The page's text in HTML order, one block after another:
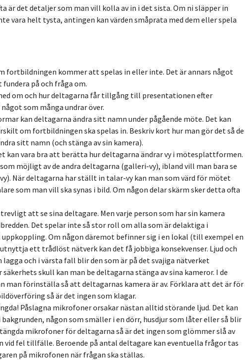
är det detaljer som man vill kolla av in i det sista. Om ni släpper in
vara helt tysta, antingen kan värden småprata med dem eller spela
fortbildningen kommer att spelas in eller inte. Det är annars något
på och fråga om.
om och hur deltagarna får tillgång till presentationen efter
som många undrar över.
kan deltagarna ändra sitt namn under pågående möte. Det kan
om fortbildningen ska spelas in. Beskriv kort hur man gör det så de
sitt namn (och stänga av sin kamera).
kan vara bra att berätta hur deltagarna ändrar vy i mötesplattformen.
möjligt av de andra deltagarna (galleri-vy), ibland vill man bara se
När deltagarna har ställt in talar-vy kan man som värd för mötet
som man vill ska synas i bild. Om någon delar skärm sker detta ofta
att se sina deltagare. Men varje person som har sin kamera
Det spelar inte så stor roll om alla som är delaktiga i
Om någon däremot befinner sig i en lokal (till exempel en
ett trådlöst nätverk kan det få jobbiga konsekvenser. Ljud och
lagga och i värsta fall blir den som är på det svajiga nätverket
skull kan man be deltagarna stänga av sina kameror. I de
förinställa så att deltagarnas kamera är av. Förklara att det är för
så är det ingen som klagar.
Påslagna mikrofoner orsakar nästan alltid störande ljud. Det kan
någon som smäller i en dörr, husdjur som låter eller så blir
mikrofoner för deltagarna så är det ingen som glömmer slå av
vid fel tillfälle. Beroende på antal deltagare kan eventuella frågor tas
på mikrofonen när frågan ska ställas.